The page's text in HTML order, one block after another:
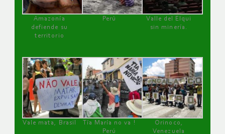
Amazonía
defiende su
territorio
Perú
Valle del Elqui
sin minería.
Vale mata, Brasil
Tía María no va !
Perú
Orinoco,
Venezuela